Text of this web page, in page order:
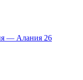
— Алания 26